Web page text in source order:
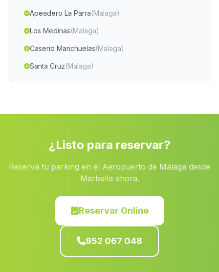
Apeadero La Parra(Malaga)
Los Medinas(Malaga)
Caserio Manchuelas(Malaga)
Santa Cruz(Malaga)
Marimingo(Malaga)
La Juaida (Malaga)
Olias(Malaga)
Caserio Alberite(Malaga)
Rivera Palomar(Malaga)
Estacion de Almonaster (Malaga)
¿Listo para reservar?
Reserva tu parking en el Aeropuerto de Málaga desde
Marbella ahora.
Reservar Online
952 067 048